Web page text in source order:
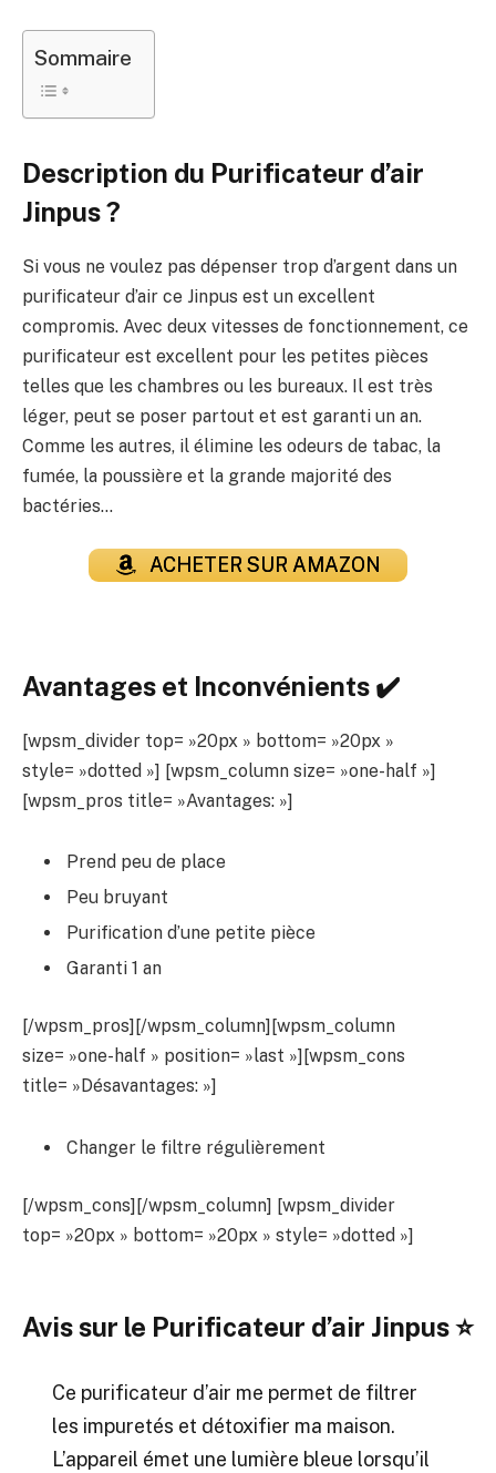
Sommaire
Description du Purificateur d’air
Jinpus ?
Si vous ne voulez pas dépenser trop d’argent dans un
purificateur d’air ce Jinpus est un excellent
compromis. Avec deux vitesses de fonctionnement, ce
purificateur est excellent pour les petites pièces
telles que les chambres ou les bureaux. Il est très
léger, peut se poser partout et est garanti un an.
Comme les autres, il élimine les odeurs de tabac, la
fumée, la poussière et la grande majorité des
bactéries…
ACHETER SUR AMAZON
Avantages et Inconvénients ✔️
[wpsm_divider top= »20px » bottom= »20px »
style= »dotted »] [wpsm_column size= »one-half »]
[wpsm_pros title= »Avantages: »]
Prend peu de place
Peu bruyant
Purification d’une petite pièce
Garanti 1 an
[/wpsm_pros][/wpsm_column][wpsm_column
size= »one-half » position= »last »][wpsm_cons
title= »Désavantages: »]
Changer le filtre régulièrement
[/wpsm_cons][/wpsm_column] [wpsm_divider
top= »20px » bottom= »20px » style= »dotted »]
Avis sur le Purificateur d’air Jinpus⭐
Ce purificateur d’air me permet de filtrer
les impuretés et détoxifier ma maison.
L’appareil émet une lumière bleue lorsqu’il